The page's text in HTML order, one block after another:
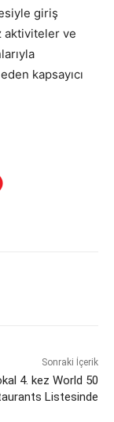
giriş
aktiviteler ve
kapsayıcı
Sonraki İçerik
4. kez World 50
Listesinde